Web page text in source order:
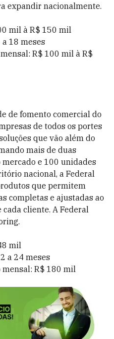
expandir nacionalmente.
mil à R$ 150 mil
18 meses
R$ 100 mil à R$
de fomento comercial do
de todos os portes
que vão além do
mais de duas
e 100 unidades
nacional, a Federal
que permitem
completas e ajustadas ao
cliente. A Federal
mil
a 24 meses
R$ 180 mil